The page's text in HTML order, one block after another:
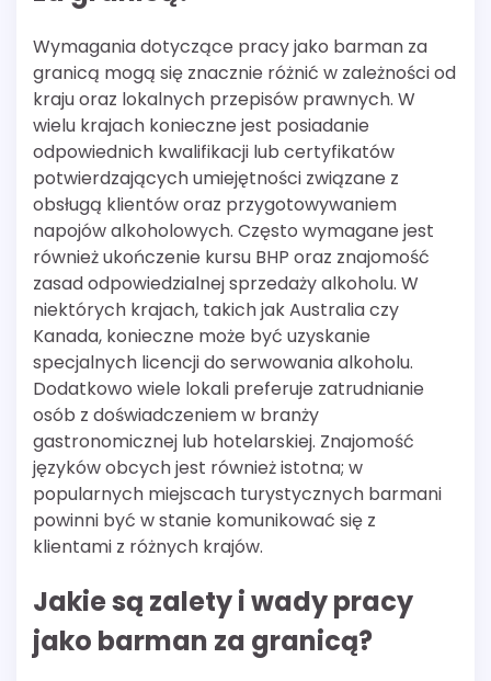
Wymagania dotyczące pracy jako barman za
granicą mogą się znacznie różnić w zależności od
kraju oraz lokalnych przepisów prawnych. W
wielu krajach konieczne jest posiadanie
odpowiednich kwalifikacji lub certyfikatów
potwierdzających umiejętności związane z
obsługą klientów oraz przygotowywaniem
napojów alkoholowych. Często wymagane jest
również ukończenie kursu BHP oraz znajomość
zasad odpowiedzialnej sprzedaży alkoholu. W
niektórych krajach, takich jak Australia czy
Kanada, konieczne może być uzyskanie
specjalnych licencji do serwowania alkoholu.
Dodatkowo wiele lokali preferuje zatrudnianie
osób z doświadczeniem w branży
gastronomicznej lub hotelarskiej. Znajomość
języków obcych jest również istotna; w
popularnych miejscach turystycznych barmani
powinni być w stanie komunikować się z
klientami z różnych krajów.
Jakie są zalety i wady pracy
jako barman za granicą?